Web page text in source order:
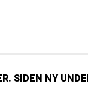
SIDEN NY